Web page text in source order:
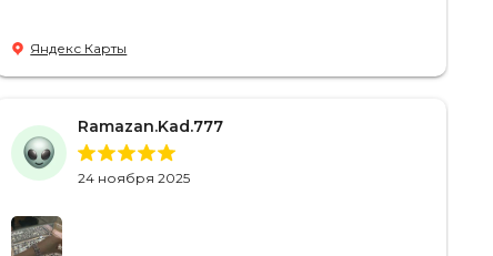
Яндекс Карты
Ramazan.Kad.777
24 ноября 2025